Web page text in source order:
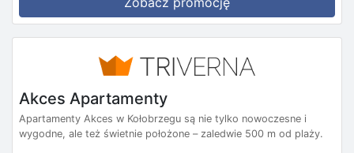
Akces Apartamenty
Apartamenty Akces w Kołobrzegu są nie tylko nowoczesne i
wygodne, ale też świetnie położone – zaledwie 500 m od plaży.